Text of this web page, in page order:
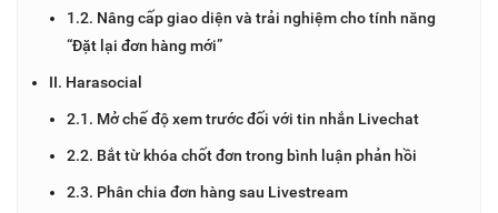
1.2. Nâng cấp giao diện và trải nghiệm cho tính năng
“Đặt lại đơn hàng mới”
II. Harasocial
2.1. Mở chế độ xem trước đối với tin nhắn Livechat
2.2. Bắt từ khóa chốt đơn trong bình luận phản hồi
2.3. Phân chia đơn hàng sau Livestream